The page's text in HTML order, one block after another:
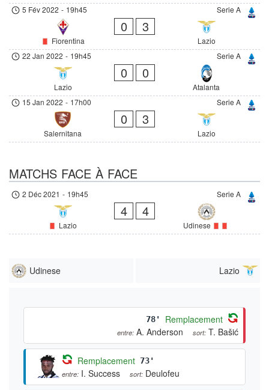
Serie A
5 Fév 2022 - 19h45
Fiorentina
0 3
Lazio
Serie A
22 Jan 2022 - 19h45
Lazio
0 0
Atalanta
Serie A
15 Jan 2022 - 17h00
Salernitana
0 3
Lazio
MATCHS FACE À FACE
Serie A
2 Déc 2021 - 19h45
Lazio
4 4
Udinese
Udinese Lazio
78' Remplacement
entre: A. Anderson sort: T. Bašić
Remplacement 73'
entre: I. Success sort: Deulofeu